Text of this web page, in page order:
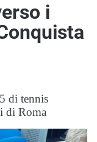
i
di tennis
di Roma